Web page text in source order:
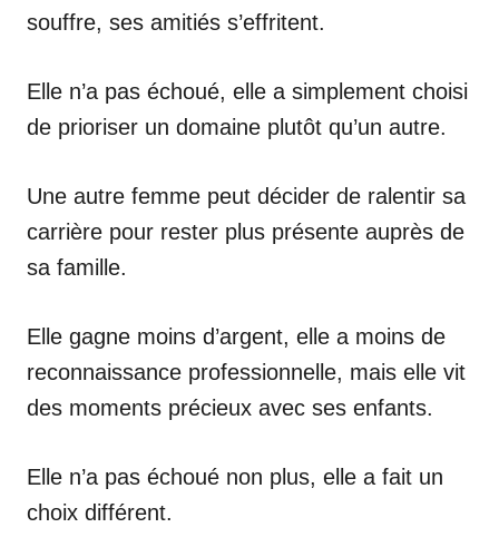
souffre, ses amitiés s’effritent.
Elle n’a pas échoué, elle a simplement choisi
de prioriser un domaine plutôt qu’un autre.
Une autre femme peut décider de ralentir sa
carrière pour rester plus présente auprès de
sa famille.
Elle gagne moins d’argent, elle a moins de
reconnaissance professionnelle, mais elle vit
des moments précieux avec ses enfants.
Elle n’a pas échoué non plus, elle a fait un
choix différent.